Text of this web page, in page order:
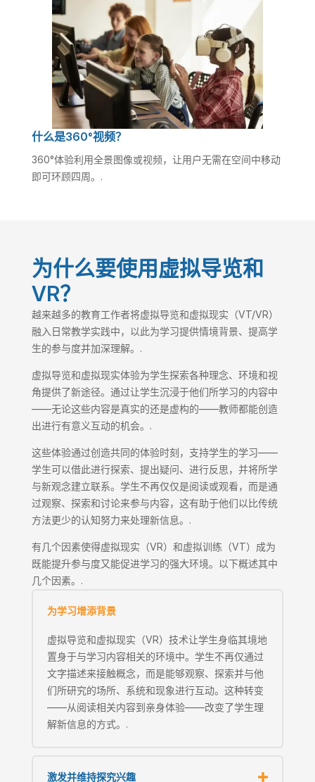
什么是360°视频？
360°体验利用全景图像或视频，让用户无需在空间中移动
即可环顾四周。.
为什么要使用虚拟导览和
VR？
越来越多的教育工作者将虚拟导览和虚拟现实（VT/VR）
融入日常教学实践中，以此为学习提供情境背景、提高学
生的参与度并加深理解。.
虚拟导览和虚拟现实体验为学生探索各种理念、环境和视
角提供了新途径。通过让学生沉浸于他们所学习的内容中
——无论这些内容是真实的还是虚构的——教师都能创造
出进行有意义互动的机会。.
这些体验通过创造共同的体验时刻，支持学生的学习——
学生可以借此进行探索、提出疑问、进行反思，并将所学
与新观念建立联系。学生不再仅仅是阅读或观看，而是通
过观察、探索和讨论来参与内容，这有助于他们以比传统
方法更少的认知努力来处理新信息。.
有几个因素使得虚拟现实（VR）和虚拟训练（VT）成为
既能提升参与度又能促进学习的强大环境。以下概述其中
几个因素。.
为学习增添背景
虚拟导览和虚拟现实（VR）技术让学生身临其境地
置身于与学习内容相关的环境中。学生不再仅通过
文字描述来接触概念，而是能够观察、探索并与他
们所研究的场所、系统和现象进行互动。这种转变
——从阅读相关内容到亲身体验——改变了学生理
解新信息的方式。.
激发并维持探究兴趣